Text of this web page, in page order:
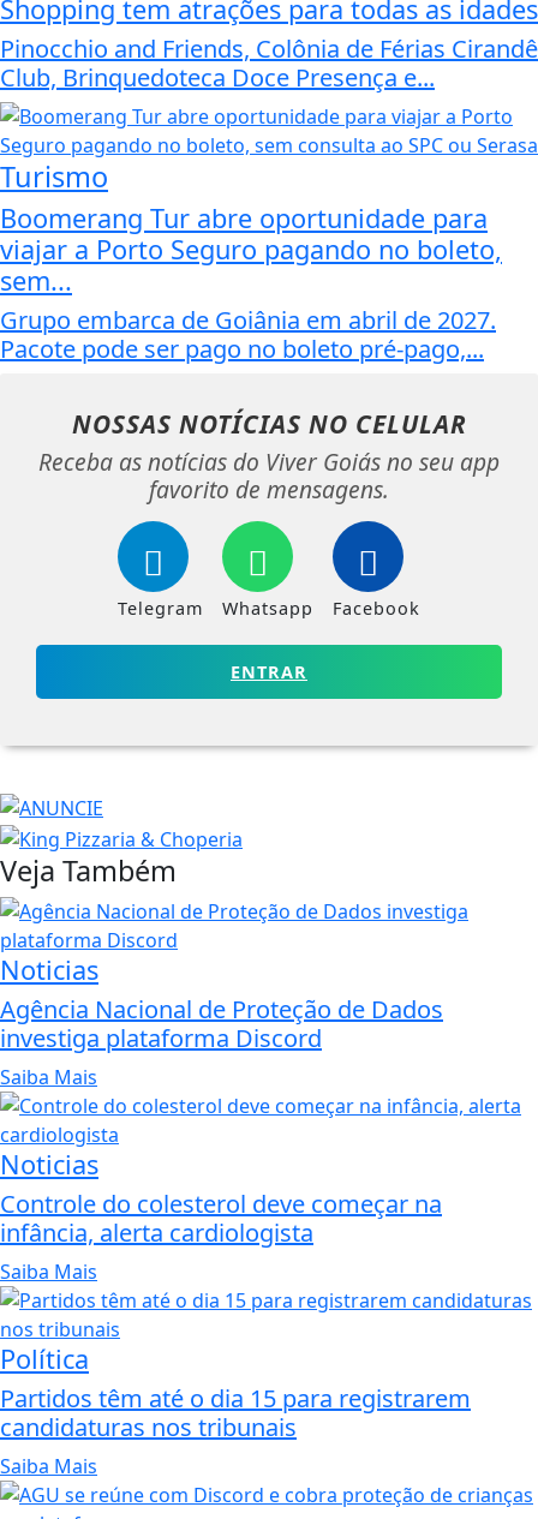
Shopping tem atrações para todas as idades
Pinocchio and Friends, Colônia de Férias Cirandê
Club, Brinquedoteca Doce Presença e...
Turismo
Boomerang Tur abre oportunidade para
viajar a Porto Seguro pagando no boleto,
sem...
Grupo embarca de Goiânia em abril de 2027.
Pacote pode ser pago no boleto pré-pago,...
NOSSAS NOTÍCIAS NO CELULAR
Receba as notícias do Viver Goiás no seu app
favorito de mensagens.
Telegram Whatsapp Facebook
ENTRAR
Veja Também
Noticias
Agência Nacional de Proteção de Dados
investiga plataforma Discord
Saiba Mais
Noticias
Controle do colesterol deve começar na
infância, alerta cardiologista
Saiba Mais
Política
Partidos têm até o dia 15 para registrarem
candidaturas nos tribunais
Saiba Mais